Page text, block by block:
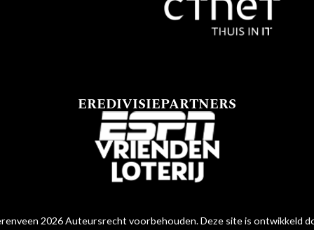
EREDIVISIEPARTNERS
2026 Auteursrecht voorbehouden. Deze site is ontwikkeld